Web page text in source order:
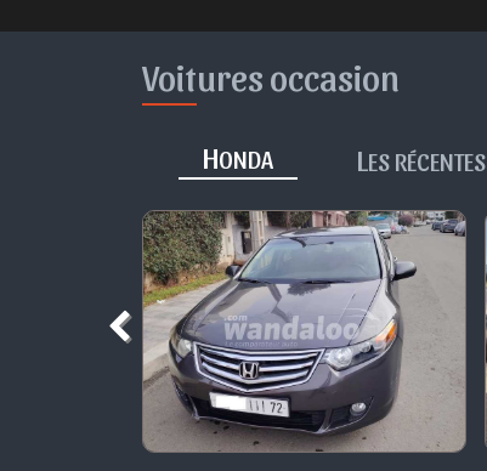
Voitures occasion
HONDA L ES RÉCENTES